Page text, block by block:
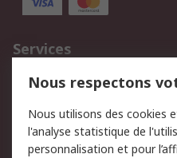
Services
750.000 produits
Retours
Track & trace
Nous respectons
Nous utilisons des cookies
l'analyse statistique de
personnalisation et pour